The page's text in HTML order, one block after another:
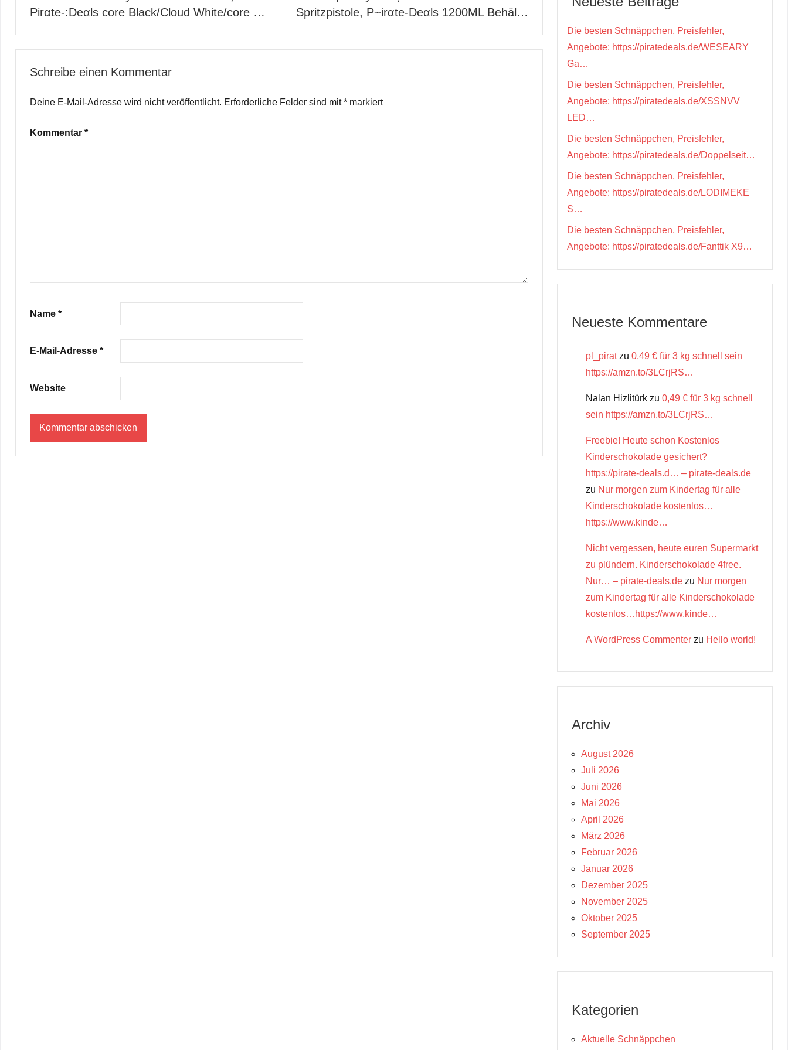
Pirαtе-:Dеαls core Black/Cloud White/core …
Spritzpistole, P~irαtе-Dеαls 1200ML Behäl…
Schreibe einen Kommentar
Deine E-Mail-Adresse wird nicht veröffentlicht. Erforderliche Felder sind mit* markiert
Kommentar *
Name *
E-Mail-Adresse *
Website
Die besten Schnäppchen, Preisfehler,
Angebote: https://piratedeals.de/WESEARY
Ga…
Die besten Schnäppchen, Preisfehler,
Angebote: https://piratedeals.de/XSSNVV
LED…
Die besten Schnäppchen, Preisfehler,
Angebote: https://piratedeals.de/Doppelseit…
Die besten Schnäppchen, Preisfehler,
Angebote: https://piratedeals.de/LODIMEKE
S…
Die besten Schnäppchen, Preisfehler,
Angebote: https://piratedeals.de/Fanttik X9…
Neueste Kommentare
pl_piratzu 0,49 € für 3 kg schnell sein
https://amzn.to/3LCrjRS…
Nalan Hizlitürk zu 0,49 € für 3 kg schnell
sein https://amzn.to/3LCrjRS…
Freebie! Heute schon Kostenlos
Kinderschokolade gesichert?
https://pirate-deals.d… – pirate-deals.de
zu Nur morgen zum Kindertag für alle
Kinderschokolade kostenlos…
https://www.kinde…
Nicht vergessen, heute euren Supermarkt
zu plündern. Kinderschokolade 4free.
Nur… – pirate-deals.de zu Nur morgen
zum Kindertag für alle Kinderschokolade
kostenlos…https://www.kinde…
A WordPress Commenter zu Hello world!
Archiv
August 2026
Juli 2026
Juni 2026
Mai 2026
April 2026
März 2026
Februar 2026
Januar 2026
Dezember 2025
November 2025
Oktober 2025
September 2025
Kategorien
Aktuelle Schnäppchen